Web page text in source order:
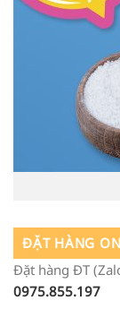
ĐẶT HÀNG
Đặt hàng ĐT
0975.855.197